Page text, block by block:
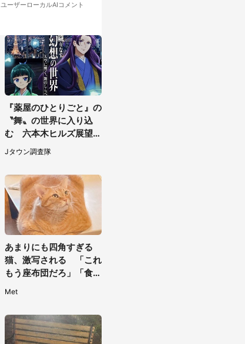
『薬屋のひとりごと』の
〝舞〟の世界に入り込
む 六本木ヒルズ展望台
でコラボ、本邦初公開の
「猫猫像」も【8／1～1
Jタウン調査隊
あまりにも四角すぎる
猫、激写される 「これ
もう座布団だろ」「食パ
Met